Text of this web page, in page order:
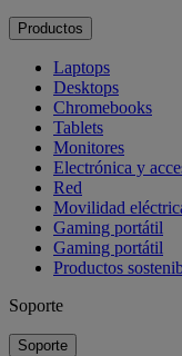
Productos
Laptops
Desktops
Chromebooks
Tablets
Monitores
Electrónica y
Red
Movilidad
Gaming portátil
Gaming portátil
Productos
Soporte
Soporte